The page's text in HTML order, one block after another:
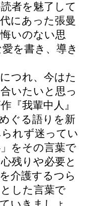
者を魅了して
にあった張曼
いのない思
を書き、導き
つれ、今はた
いたいと思っ
『我輩中人』
ぐる語りを新
れず迷ってい
をその言葉で
残りや必要と
介護するつら
した言葉で